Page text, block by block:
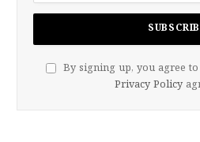
By signing up, you agree
Privacy Policy